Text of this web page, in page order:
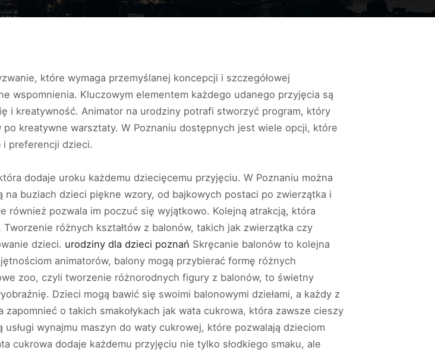
które wymaga przemyślanej koncepcji i szczegółowej
wspomnienia. Kluczowym elementem każdego udanego przyjęcia są
i kreatywność. Animator na urodziny potrafi stworzyć program, który
kreatywne warsztaty. W Poznaniu dostępnych jest wiele opcji, które
i preferencji dzieci.
dodaje uroku każdemu dziecięcemu przyjęciu. W Poznaniu można
buziach dzieci piękne wzory, od bajkowych postaci po zwierzątka i
pozwala im poczuć się wyjątkowo. Kolejną atrakcją, która
różnych kształtów z balonów, takich jak zwierzątka czy
dzieci. urodziny dla dzieci poznań Skręcanie balonów to kolejna
animatorów, balony mogą przybierać formę różnych
zoo, czyli tworzenie różnorodnych figury z balonów, to świetny
Dzieci mogą bawić się swoimi balonowymi dziełami, a każdy z
o takich smakołykach jak wata cukrowa, która zawsze cieszy
wynajmu maszyn do waty cukrowej, które pozwalają dzieciom
cukrowa dodaje każdemu przyjęciu nie tylko słodkiego smaku, ale